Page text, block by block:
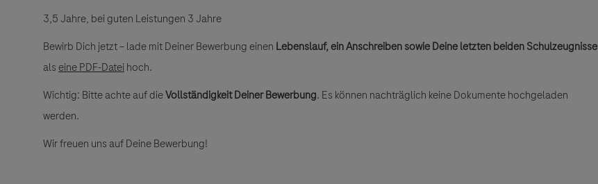
3,5 Jahre, bei guten Leistungen 3 Jahre
Bewirb Dich jetzt – lade mit Deiner Bewerbung einen Lebenslauf, ein Anschreiben sowie Deine letzten beiden Schulzeugnisse
alseine PDF-Datei hoch.
Wichtig: Bitte achte auf dieVollständigkeit Deiner Bewerbung. Es können nachträglich keine Dokumente hochgeladen
werden.
Wir freuen uns auf Deine Bewerbung!